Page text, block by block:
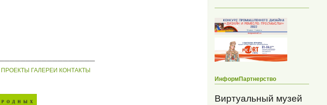
ПРОЕКТЫ ГАЛЕРЕИ КОНТАКТЫ
ИнформПартнерство
Виртуальный музей